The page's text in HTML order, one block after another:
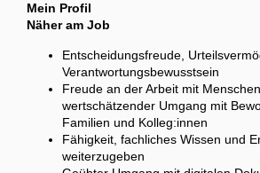
Mein Profil
Näher am Job
Entscheidungsfreude,
Verantwortungsbewusstsein
Freude an der Arbeit mit
wertschätzender Umgang mit
Familien und Kolleg:innen
Fähigkeit, fachliches Wissen und
weiterzugeben